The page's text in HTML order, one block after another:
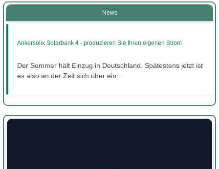
News
Ankersolix Solarbank 4 - produzieren Sie Ihren eigenen Strom
Der Sommer hält Einzug in Deutschland. Spätestens jetzt ist
es also an der Zeit sich über ein...